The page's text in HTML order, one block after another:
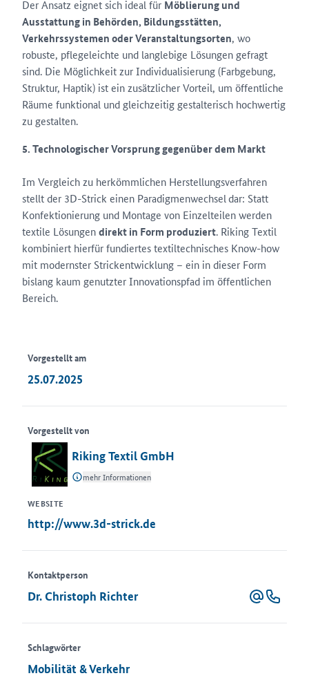
Der Ansatz eignet sich ideal für Möblierung und
Ausstattung in Behörden, Bildungsstätten,
Verkehrssystemen oder Veranstaltungsorten, wo
robuste, pflegeleichte und langlebige Lösungen gefragt
sind. Die Möglichkeit zur Individualisierung (Farbgebung,
Struktur, Haptik) ist ein zusätzlicher Vorteil, um öffentliche
Räume funktional und gleichzeitig gestalterisch hochwertig
zu gestalten.
5. Technologischer Vorsprung gegenüber dem Markt
Im Vergleich zu herkömmlichen Herstellungsverfahren
stellt der 3D-Strick einen Paradigmenwechseldar: Statt
Konfektionierung und Montage von Einzelteilen werden
textile Lösungendirekt in Form produziert. Riking Textil
kombiniert hierfür fundiertes textiltechnisches Know-how
mit modernster Strickentwicklung – ein in dieser Form
bislang kaum genutzter Innovationspfad im öffentlichen
Bereich.
Vorgestellt am
25.07.2025
Vorgestellt von
Riking Textil GmbH
mehr Informationen
WEBSITE
http://www.3d-strick.de
Kontaktperson
Dr. Christoph Richter
Schlagwörter
Mobilität & Verkehr